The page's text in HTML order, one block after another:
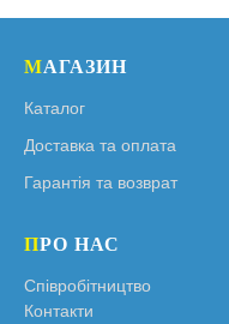
МАГАЗИН
Каталог
Доставка та оплата
Гарантія та возврат
ПРО НАС
Співробітництво
Контакти